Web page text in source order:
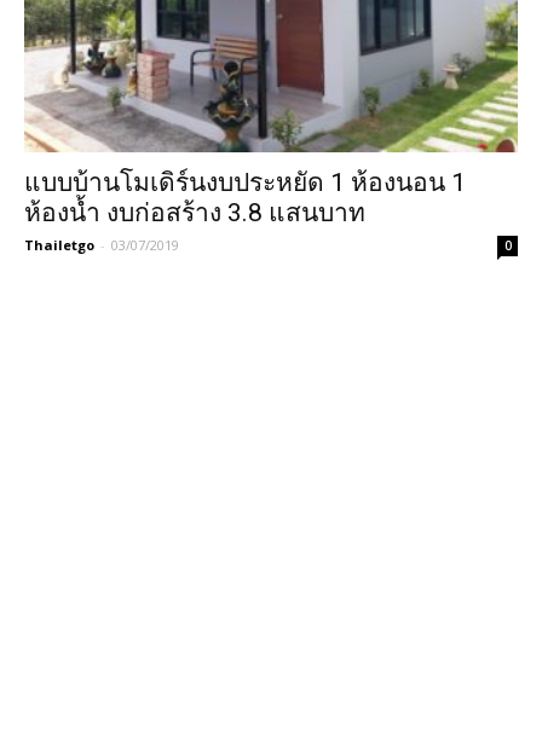
แบบบ้านโมเดิร์นงบประหยัด 1 ห้องนอน 1
ห้องน้ำ งบก่อสร้าง 3.8 แสนบาท
Thailetgo - 03/07/2019 0